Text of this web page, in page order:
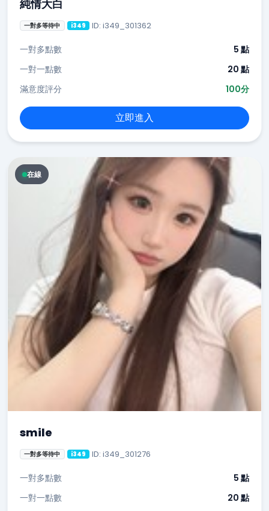
純情大白
一對多等待中 i349 ID: i349_301362
一對多點數
5 點
一對一點數
20 點
滿意度評分
100分
立即進入
在線
smile
一對多等待中 i349 ID: i349_301276
一對多點數
5 點
一對一點數
20 點